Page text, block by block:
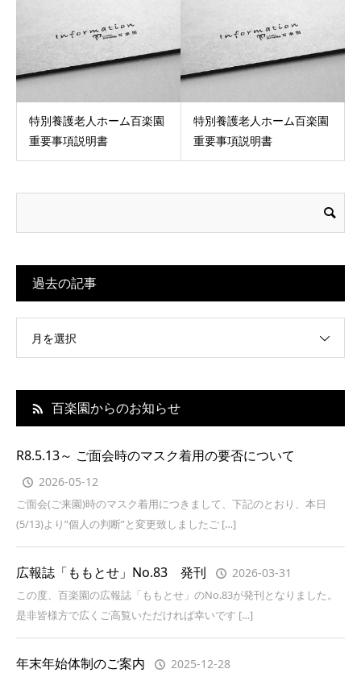
特別養護老人ホーム百楽園
重要事項説明書
特別養護老人ホーム百楽園
重要事項説明書
過去の記事
月を選択
百楽園からのお知らせ
R8.5.13～ ご面会時のマスク着用の要否について
2026-05-12
ご面会(ご来園)時のマスク着用につきまして、下記のとおり、本日
(5/13)より”個人の判断”と変更致しましたご […]
広報誌「ももとせ」No.83 発刊 2026-03-31
この度、百楽園の広報誌「ももとせ」のNo.83が発刊となりました。
是非皆様方で広くご高覧いただければ幸いです […]
年末年始体制のご案内 2025-12-28